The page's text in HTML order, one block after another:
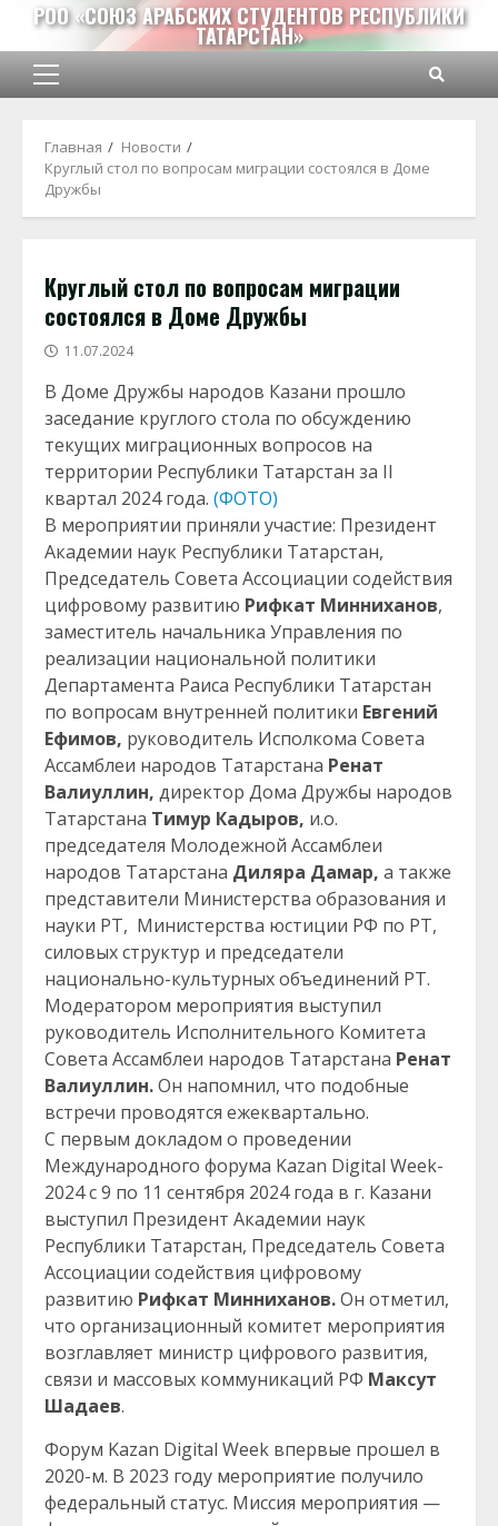
Перейти
содержимому
РОО «СОЮЗ АРАБСКИХ СТУДЕНТОВ РЕСПУБЛИКИ
ТАТАРСТАН»
Основное
Главная
Новости
Круглый стол по вопросам миграции состоялся в Доме
Дружбы
Круглый стол по вопросам миграции
состоялся в Доме Дружбы
11.07.2024
В Доме Дружбы народов Казани прошло
заседание круглого стола по обсуждению
текущих миграционных вопросов на
территории Республики Татарстан за II
квартал 2024 года. (ФОТО)
В мероприятии приняли участие: Президент
Академии наук Республики Татарстан,
Председатель Совета Ассоциации содействия
цифровому развитию Рифкат Минниханов,
заместитель начальника Управления по
реализации национальной политики
Департамента Раиса Республики Татарстан
по вопросам внутренней политики Евгений
Ефимов, руководитель Исполкома Совета
Ассамблеи народов Татарстана Ренат
Валиуллин, директор Дома Дружбы народов
Татарстана Тимур Кадыров, и.о.
председателя Молодежной Ассамблеи
народов Татарстана Диляра Дамар, а также
представители Министерства образования и
науки РТ, Министерства юстиции РФ по РТ,
силовых структур и председатели
национально-культурных объединений РТ.
Модератором мероприятия выступил
руководитель Исполнительного Комитета
Совета Ассамблеи народов Татарстана Ренат
Валиуллин.Он напомнил, что подобные
встречи проводятся ежеквартально.
С первым докладом о проведении
Международного форума Kazan Digital Week-
2024 с 9 по 11 сентября 2024 года в г. Казани
выступил Президент Академии наук
Республики Татарстан, Председатель Совета
Ассоциации содействия цифровому
развитию Рифкат Минниханов.Он отметил,
что организационный комитет мероприятия
возглавляет министр цифрового развития,
связи и массовых коммуникаций РФ Максут
Шадаев.
Форум Kazan Digital Week впервые прошел в
2020-м. В 2023 году мероприятие получило
федеральный статус. Миссия мероприятия —